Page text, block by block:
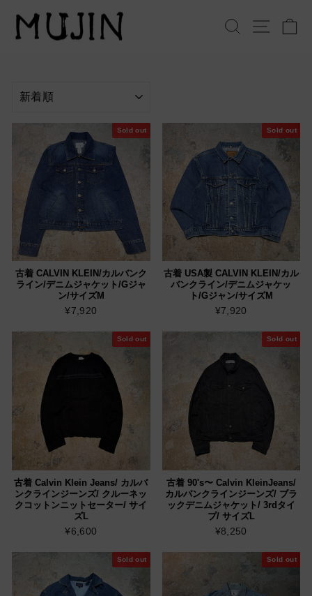
検索 サイ
べ
Sold out
古着 CALVIN KLEIN/カルバンク
ライン/デニムジャケット/Gジャ
ン/サイズM
¥7,920
Sold out
古着 USA製 CALVIN KLEIN/カル
バンクライン/デニムジャケッ
ト/Gジャン/サイズM
¥7,920
Sold out
古着 Calvin Klein Jeans/ カルバ
ンクラインジーンズ/ クルーネッ
クコットンニットセーター/ サイ
ズL
¥6,600
Sold out
古着 90's〜 Calvin KleinJeans/
カルバンクラインジーンズ/ ブラ
ックデニムジャケット/ 3rdタイ
プ/ サイズL
¥8,250
Sold out Sold out